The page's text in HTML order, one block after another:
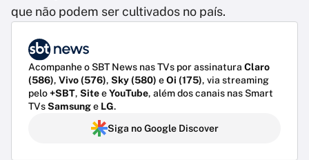
que não podem ser cultivados no país.
Acompanhe o SBT News nas TVs por assinatura Claro
(586), Vivo (576), Sky (580) eOi (175), via streaming
pelo+SBT, SiteeYouTube, além dos canais nas Smart
TVsSamsunge LG.
Siga no Google Discover